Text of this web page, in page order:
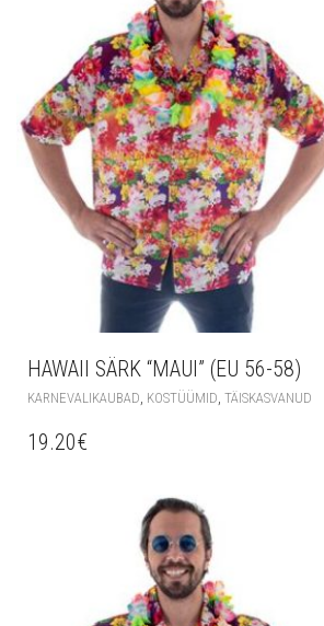
HAWAII SÄRK “MAUI” (EU 56-58)
KARNEVALIKAUBAD KOSTÜÜMID TÄISKASVANUD
19.20€